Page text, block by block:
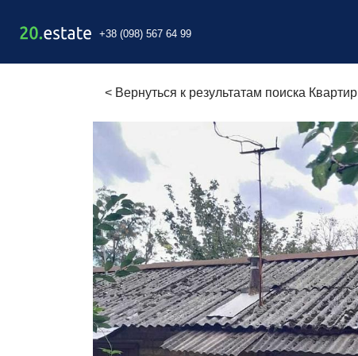
+38 (098) 567 64 99
< Вернуться к результатам поиска Квартир